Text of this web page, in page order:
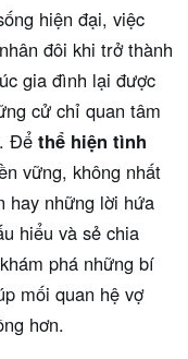
hiện đại, việc
đôi khi trở thành
gia đình lại được
cử chỉ quan tâm
Để thể hiện tình
vững, không nhất
hay những lời hứa
hiểu và sẻ chia
phá những bí
mối quan hệ vợ
hơn.